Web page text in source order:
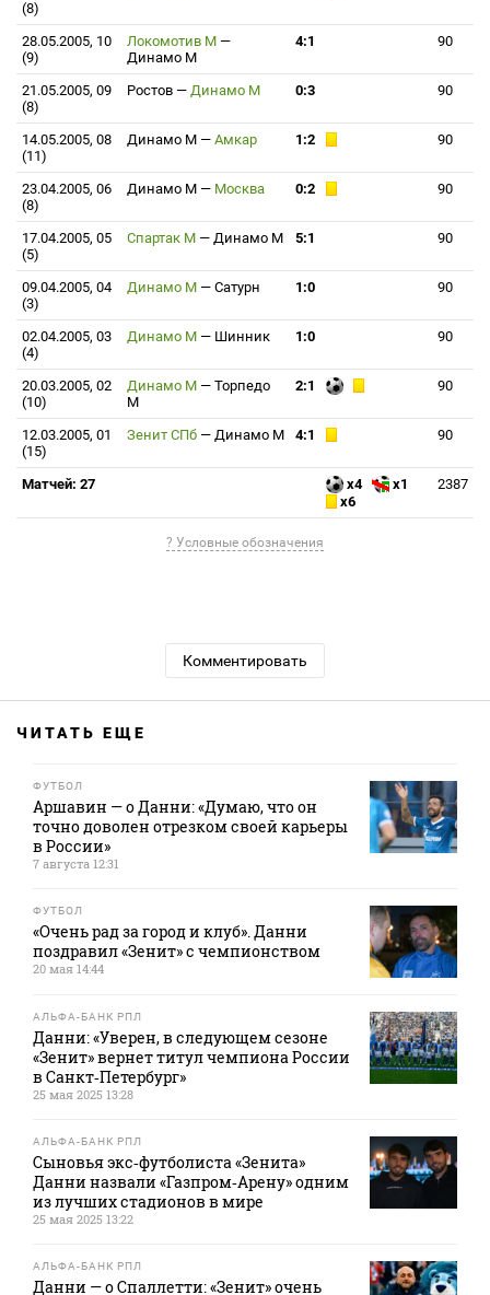
(8)
28.05.2005, 10
(9)
Локомотив М —
Динамо М
4:1 90
21.05.2005, 09
(8)
Ростов — Динамо М 0:3 90
14.05.2005, 08
(11)
Динамо М — Амкар 1:2 90
23.04.2005, 06
(8)
Динамо М — Москва 0:2 90
17.04.2005, 05
(5)
Спартак М — Динамо М 5:1 90
09.04.2005, 04
(3)
Динамо М — Сатурн 1:0 90
02.04.2005, 03
(4)
Динамо М — Шинник 1:0 90
20.03.2005, 02
(10)
Динамо М — Торпедо
М
2:1 90
12.03.2005, 01
(15)
Зенит СПб — Динамо М 4:1 90
Матчей: 27 x4
x1
x6
2387
? Условные обозначения
Комментировать
ЧИТАТЬ ЕЩЕ
ФУТБОЛ
Аршавин — о Данни: «Думаю, что он
точно доволен отрезком своей карьеры
в России»
7 августа 12:31
ФУТБОЛ
«Очень рад за город и клуб». Данни
поздравил «Зенит» с чемпионством
20 мая 14:44
АЛЬФА-БАНК РПЛ
Данни: «Уверен, в следующем сезоне
«Зенит» вернет титул чемпиона России
в Санкт‑Петербург»
25 мая 2025 13:28
АЛЬФА-БАНК РПЛ
Сыновья экс‑футболиста «Зенита»
Данни назвали «Газпром‑Арену» одним
из лучших стадионов в мире
25 мая 2025 13:22
АЛЬФА-БАНК РПЛ
Данни — о Спаллетти: «Зенит» очень